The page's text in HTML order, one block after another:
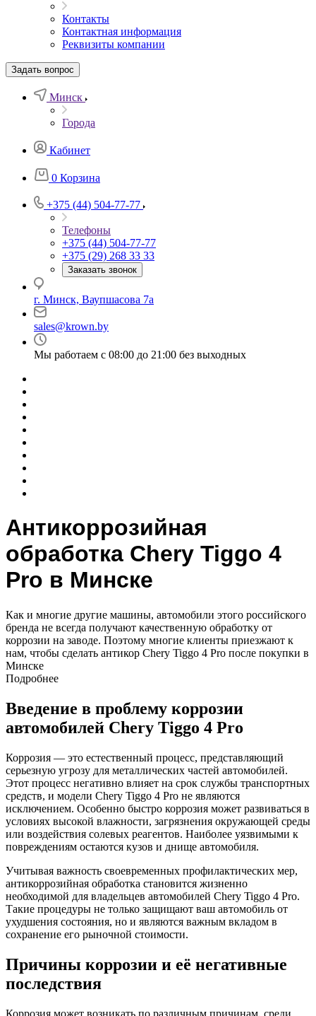
Контакты
Контактная информация
Реквизиты компании
Задать вопрос
Минск
Города
Кабинет
0 Корзина
+375 (44) 504-77-77
Телефоны
+375 (44) 504-77-77
+375 (29) 268 33 33
Заказать звонок
г. Минск, Ваупшасова 7а
sales@krown.by
Мы работаем с 08:00 до 21:00 без выходных
Антикоррозийная
обработка Chery Tiggo 4
Pro в Минске
Как и многие другие машины, автомобили этого российского
бренда не всегда получают качественную обработку от
коррозии на заводе. Поэтому многие клиенты приезжают к
нам, чтобы сделать антикор Chery Tiggo 4 Pro после покупки в
Минске
Подробнее
Введение в проблему коррозии
автомобилей Chery Tiggo 4 Pro
Коррозия — это естественный процесс, представляющий
серьезную угрозу для металлических частей автомобилей.
Этот процесс негативно влияет на срок службы транспортных
средств, и модели Chery Tiggo 4 Pro не являются
исключением. Особенно быстро коррозия может развиваться в
условиях высокой влажности, загрязнения окружающей среды
или воздействия солевых реагентов. Наиболее уязвимыми к
повреждениям остаются кузов и днище автомобиля.
Учитывая важность своевременных профилактических мер,
антикоррозийная обработка становится жизненно
необходимой для владельцев автомобилей Chery Tiggo 4 Pro.
Такие процедуры не только защищают ваш автомобиль от
ухудшения состояния, но и являются важным вкладом в
сохранение его рыночной стоимости.
Причины коррозии и её негативные
последствия
Коррозия может возникать по различным причинам, среди